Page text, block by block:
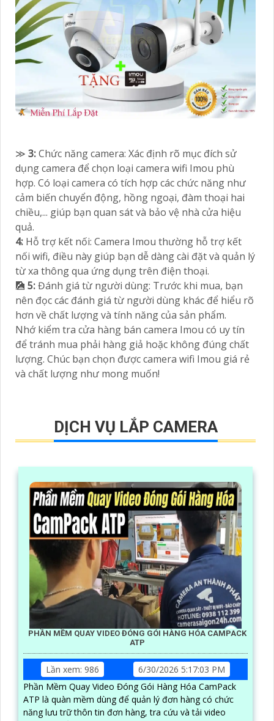
≫ 3:Chức năng camera: Xác định rõ mục đích sử
dụng camera để chọn loại camera wifi Imou phù
hợp. Có loại camera có tích hợp các chức năng như
cảm biến chuyển động, hồng ngoại, đàm thoại hai
chiều,... giúp bạn quan sát và bảo vệ nhà cửa hiệu
quả.
4: Hỗ trợ kết nối: Camera Imou thường hỗ trợ kết
nối wifi, điều này giúp bạn dễ dàng cài đặt và quản lý
từ xa thông qua ứng dụng trên điện thoại.
🎑 5:Đánh giá từ người dùng: Trước khi mua, bạn
nên đọc các đánh giá từ người dùng khác để hiểu rõ
hơn về chất lượng và tính năng của sản phẩm.
Nhớ kiểm tra cửa hàng bán camera Imou có uy tín
để tránh mua phải hàng giả hoặc không đúng chất
lượng. Chúc bạn chọn được camera wifi Imou giá rẻ
và chất lượng như mong muốn!
DỊCH VỤ LẮP CAMERA
PHẦN MỀM QUAY VIDEO ĐÓNG GÓI HÀNG HÓA CAMPACK
ATP
Lần xem: 986
6/30/2026 5:17:03 PM
Phần Mềm Quay Video Đóng Gói Hàng Hóa CamPack
ATP là quàn mềm dùng để quản lý đơn hàng có chức
năng lưu trữ thôn tin đơn hàng, tra cứu và tải video